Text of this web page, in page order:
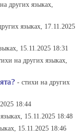
других языках,
языках, 17.11.2025
15.11.2025 18:31
на других языках,
- стихи на других
18:44
15.11.2025 18:48
15.11.2025 18:46